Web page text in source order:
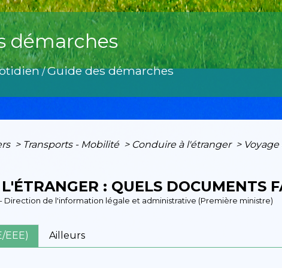
démarches
/Guide des démarches
> Transports - Mobilité > Conduire à l'étranger >
: QUELS DOCUMENTS
- Direction de l'information légale et administrative (Première ministre)
EEE) Ailleurs